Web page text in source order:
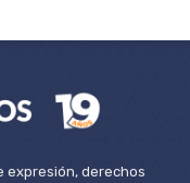
expresión, derechos